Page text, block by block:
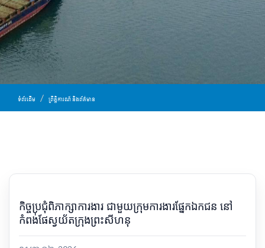
ទំព័រដើម ព្រឹត្តិការណ៍ និងព័ត៌មាន
កិច្ចប្រជុំពិភាក្សាការងារ ជាមួយក្រុមការងារផ្នែកឯកជន នៅ
កំពង់ផែស្វយ័តក្រុងព្រះសីហនុ